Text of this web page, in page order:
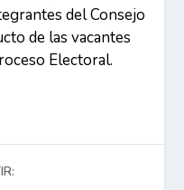
del Consejo
de las vacantes
Electoral.